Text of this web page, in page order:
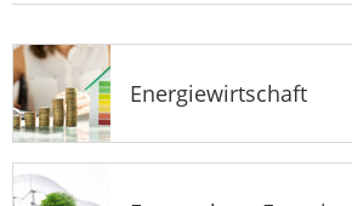
Energiewirtschaft